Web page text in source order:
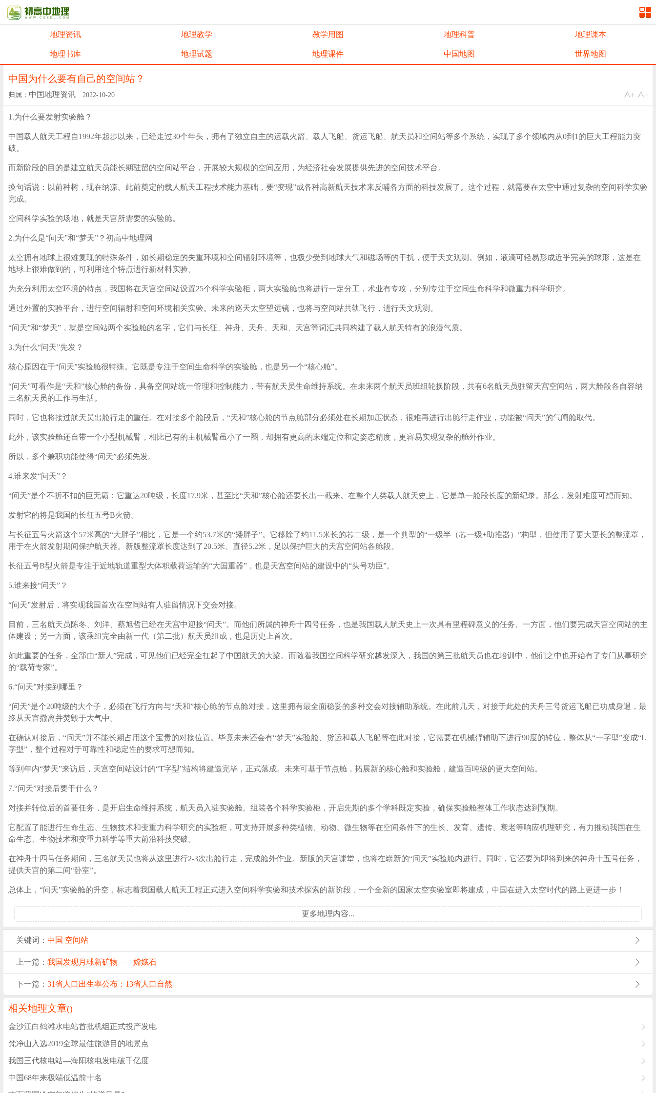
地理资讯 地理教学 教学用图 地理科普 地理课本
地理书库 地理试题 地理课件 中国地图 世界地图
中国为什么要有自己的空间站？
归属： 中国地理资讯2022-10-20
1.为什么要发射实验舱？
中国载人航天工程自1992年起步以来，已经走过30个年头，拥有了独立自主的运载火箭、载人飞船、货运飞船、航天员和空间站等多个系统，实现了多个领域内从0到1的巨大工程能力突
破。
而新阶段的目的是建立航天员能长期驻留的空间站平台，开展较大规模的空间应用，为经济社会发展提供先进的空间技术平台。
换句话说：以前种树，现在纳凉。此前奠定的载人航天工程技术能力基础，要“变现”成各种高新航天技术来反哺各方面的科技发展了。这个过程，就需要在太空中通过复杂的空间科学实验
完成。
空间科学实验的场地，就是天宫所需要的实验舱。
2.为什么是“问天”和“梦天”？ 初高中地理网
太空拥有地球上很难复现的特殊条件，如长期稳定的失重环境和空间辐射环境等，也极少受到地球大气和磁场等的干扰，便于天文观测。例如，液滴可轻易形成近乎完美的球形，这是在
地球上很难做到的，可利用这个特点进行新材料实验。
为充分利用太空环境的特点，我国将在天宫空间站设置25个科学实验柜，两大实验舱也将进行一定分工，术业有专攻，分别专注于空间生命科学和微重力科学研究。
通过外置的实验平台，进行空间辐射和空间环境相关实验。未来的巡天太空望远镜，也将与空间站共轨飞行，进行天文观测。
“问天”和“梦天”，就是空间站两个实验舱的名字，它们与长征、神舟、天舟、天和、天宫等词汇共同构建了载人航天特有的浪漫气质。
3.为什么“问天”先发？
核心原因在于“问天”实验舱很特殊。它既是专注于空间生命科学的实验舱，也是另一个“核心舱”。
“问天”可看作是“天和”核心舱的备份，具备空间站统一管理和控制能力，带有航天员生命维持系统。在未来两个航天员班组轮换阶段，共有6名航天员驻留天宫空间站，两大舱段各自容纳
三名航天员的工作与生活。
同时，它也将接过航天员出舱行走的重任。在对接多个舱段后，“天和”核心舱的节点舱部分必须处在长期加压状态，很难再进行出舱行走作业，功能被“问天”的气闸舱取代。
此外，该实验舱还自带一个小型机械臂，相比已有的主机械臂虽小了一圈，却拥有更高的末端定位和定姿态精度，更容易实现复杂的舱外作业。
所以，多个兼职功能使得“问天”必须先发。
4.谁来发“问天”？
“问天”是个不折不扣的巨无霸：它重达20吨级，长度17.9米，甚至比“天和”核心舱还要长出一截来。在整个人类载人航天史上，它是单一舱段长度的新纪录。那么，发射难度可想而知。
发射它的将是我国的长征五号B火箭。
与长征五号火箭这个57米高的“大胖子”相比，它是一个约53.7米的“矮胖子”。它移除了约11.5米长的芯二级，是一个典型的“一级半（芯一级+助推器）”构型，但使用了更大更长的整流罩，
用于在火箭发射期间保护航天器。新版整流罩长度达到了20.5米、直径5.2米，足以保护巨大的天宫空间站各舱段。
长征五号B型火箭是专注于近地轨道重型大体积载荷运输的“大国重器”，也是天宫空间站的建设中的“头号功臣”。
5.谁来接“问天”？
“问天”发射后，将实现我国首次在空间站有人驻留情况下交会对接。
目前，三名航天员陈冬、刘洋、蔡旭哲已经在天宫中迎接“问天”。而他们所属的神舟十四号任务，也是我国载人航天史上一次具有里程碑意义的任务。一方面，他们要完成天宫空间站的主
体建设；另一方面，该乘组完全由新一代（第二批）航天员组成，也是历史上首次。
如此重要的任务，全部由“新人”完成，可见他们已经完全扛起了中国航天的大梁。而随着我国空间科学研究越发深入，我国的第三批航天员也在培训中，他们之中也开始有了专门从事研究
的“载荷专家”。
6.“问天”对接到哪里？
“问天”是个20吨级的大个子，必须在飞行方向与“天和”核心舱的节点舱对接，这里拥有最全面稳妥的多种交会对接辅助系统。在此前几天，对接于此处的天舟三号货运飞船已功成身退，最
终从天宫撤离并焚毁于大气中。
在确认对接后，“问天”并不能长期占用这个宝贵的对接位置。毕竟未来还会有“梦天”实验舱、货运和载人飞船等在此对接，它需要在机械臂辅助下进行90度的转位，整体从“一字型”变成“L
字型”，整个过程对于可靠性和稳定性的要求可想而知。
等到年内“梦天”来访后，天宫空间站设计的“T字型”结构将建造完毕，正式落成。未来可基于节点舱，拓展新的核心舱和实验舱，建造百吨级的更大空间站。
7.“问天”对接后要干什么？
对接并转位后的首要任务，是开启生命维持系统，航天员入驻实验舱。组装各个科学实验柜，开启先期的多个学科既定实验，确保实验舱整体工作状态达到预期。
它配置了能进行生命生态、生物技术和变重力科学研究的实验柜，可支持开展多种类植物、动物、微生物等在空间条件下的生长、发育、遗传、衰老等响应机理研究，有力推动我国在生
命生态、生物技术和变重力科学等重大前沿科技突破。
在神舟十四号任务期间，三名航天员也将从这里进行2-3次出舱行走，完成舱外作业。新版的天宫课堂，也将在崭新的“问天”实验舱内进行。同时，它还要为即将到来的神舟十五号任务，
提供天宫的第二间“卧室”。
总体上，“问天”实验舱的升空，标志着我国载人航天工程正式进入空间科学实验和技术探索的新阶段，一个全新的国家太空实验室即将建成，中国在进入太空时代的路上更进一步！
更多地理内容...
关键词：中国 空间站
上一篇：我国发现月球新矿物——嫦娥石
下一篇：31省人口出生率公布：13省人口自然
相关地理文章()
金沙江白鹤滩水电站首批机组正式投产发电
梵净山入选2019全球最佳旅游目的地景点
我国三代核电站—海阳核电发电破千亿度
中国68年来极端低温前十名